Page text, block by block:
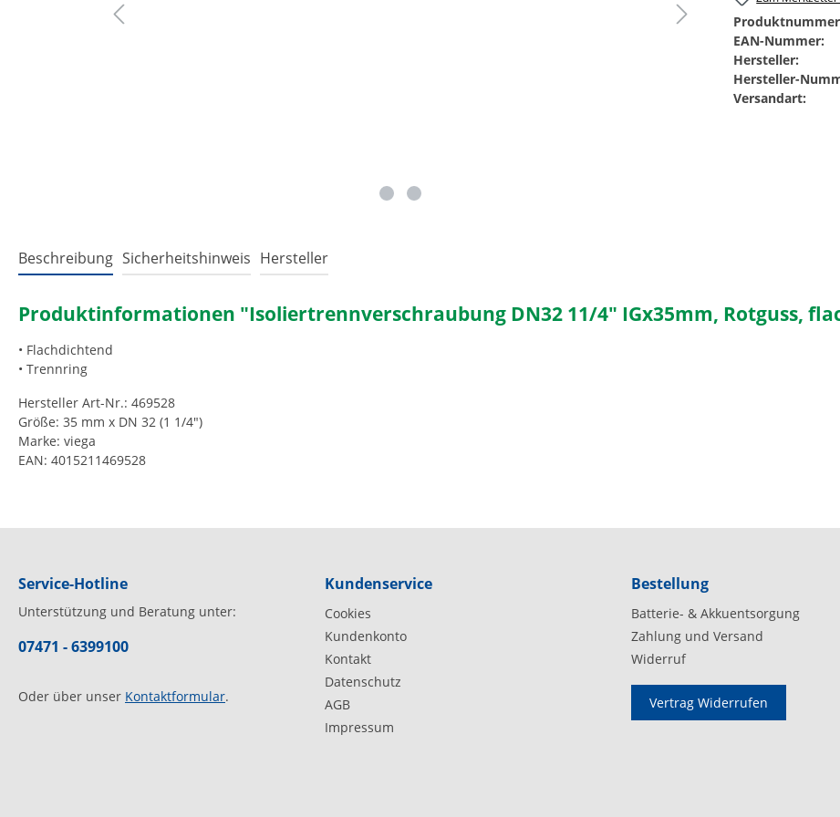
EAN-Nummer:
Hersteller:
Hersteller-
Versandart:
Beschreibung Sicherheitshinweis Hersteller
Produktinformationen "Isoliertrennverschraubung DN32 11/4" IGx35mm, Rotguss,
• Flachdichtend
• Trennring
Hersteller Art-Nr.: 469528
Größe: 35 mm x DN 32 (1 1/4")
Marke: viega
EAN: 4015211469528
Service-Hotline
Unterstützung und Beratung unter:
07471 - 6399100
Oder über unser Kontaktformular.
Kundenservice
Cookies
Kundenkonto
Kontakt
Datenschutz
AGB
Impressum
Bestellung
Batterie- & Akkuentsorgung
Zahlung und Versand
Widerruf
Vertrag Widerrufen